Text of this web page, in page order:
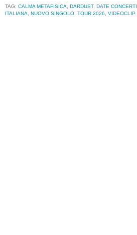
TAG: CALMA METAFISICA, DARDUST, DATE CONCERTI
ITALIANA, NUOVO SINGOLO, TOUR 2026, VIDEOCLIP